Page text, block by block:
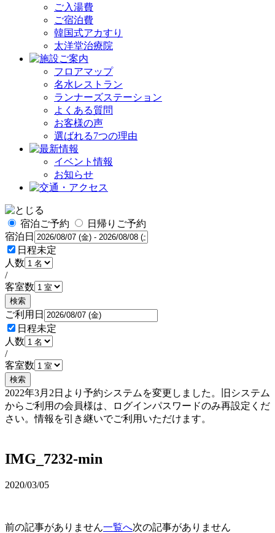
ご入湯費
ご宿泊費
韓国式アカすり
太洋堂治療院
フロアマップ
名水レストラン
ランナーズステーション
よくある質問
お客様の声
選ばれる7つの理由
イベント情報
お知らせ
宿泊ご予約
日帰りご予約
宿泊日
日程未定
人数
/
客室数
検索
ご利用日
日程未定
人数
/
客室数
検索
2022年3月2日より予約システムを変更しました。旧システム
からご利用の会員様は、ログインパスワードのみ再設定くだ
さい。情報を引き継いでご利用いただけます。
IMG_7232-min
2020/03/05
前の記事がありません一覧へ次の記事がありません